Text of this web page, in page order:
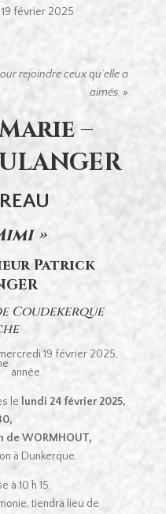
février 2025
rejoindre ceux qu’elle a
aimés. »
–
»
Patrick
Coudekerque
19 février 2025,
année.
le lundi 24 février 2025,
de WORMHOUT,
à Dunkerque.
à 10 h 15.
tiendra lieu de